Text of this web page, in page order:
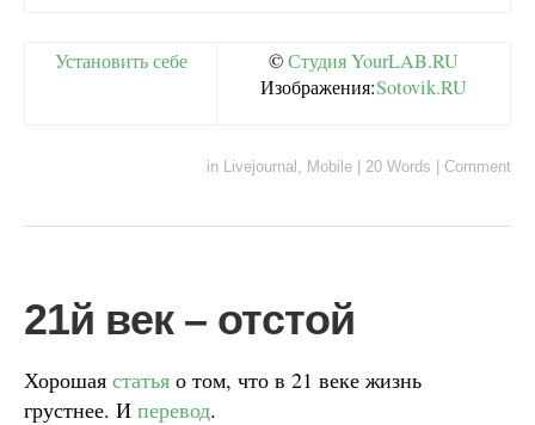
Установить себе ©Студия YourLAB.RU
Изображения:Sotovik.RU
in Livejournal Mobile | 20 Words | Comment
21й век – отстой
Хорошая статья о том, что в 21 веке жизнь
грустнее. И перевод.